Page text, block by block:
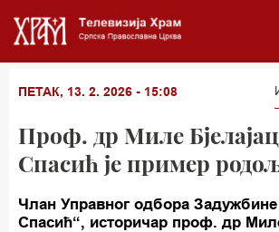
ПЕТАК, 13. 2. 2026 - 15:08
Проф. др Миле
Спасић је пример
Члан Управног одбора
Спасић“, историчар проф. др